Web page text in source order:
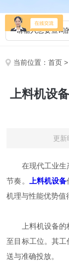
当前位置：首页 >
上料机设
更
在现代工业生产
节奏。
上料机设备
机理与性能优势值
上料机设备的核
至目标工位。其
送与准确投放。